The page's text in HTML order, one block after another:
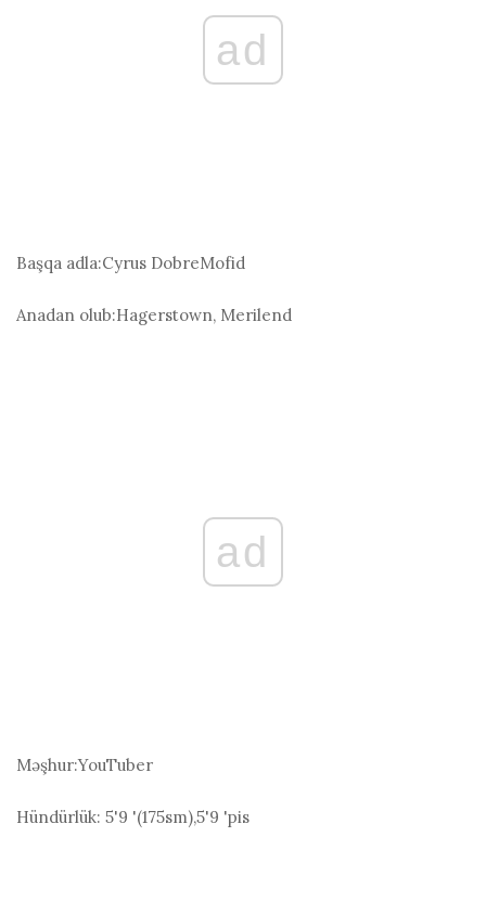
ad
Başqa adla:Cyrus DobreMofid
Anadan olub:Hagerstown, Merilend
ad
Məşhur:YouTuber
Hündürlük: 5'9 '(175sm),5'9 'pis